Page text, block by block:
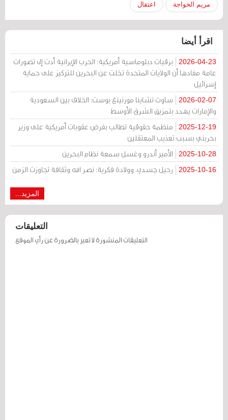
مريم الخواجة اعتقال
اقرأ أيضا
2026-04-23
برقيات دبلوماسية أمريكية: الحرب الإيرانية أدت إلى تصورات
عامة مفادها أن الولايات المتحدة تخلت عن البحرين للتركيز على حماية
إسرائيل
2026-02-07
ساوث تشاينا مورنينغ بوست: الخلاف بين السعودية
والإمارات يهدد بتمزيق الشرق الأوسط
2025-12-19
منظمة حقوقية تطالب بفرض عقوبات أمريكية على وزير
بحريني بسبب تعذيب المعتقلين
2025-10-28 الأمير أندرو وغسل سمعة نظام البحرين
2025-10-16 رحيل جسدي، وولادة فكرية: نصر الله وثقافة تجاوزت الزمن
المزيد...
التعليقات
التعليقات المنشورة لا تعبر بالضرورة عن رأي الموقع